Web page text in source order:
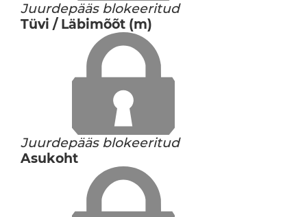
Juurdepääs blokeeritud
Tüvi / Läbimõõt (m)
Juurdepääs blokeeritud
Asukoht